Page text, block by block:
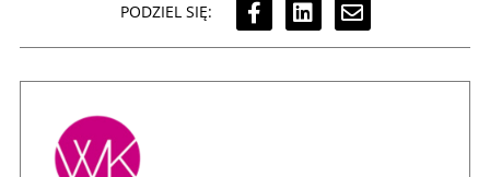
PODZIEL SIĘ: